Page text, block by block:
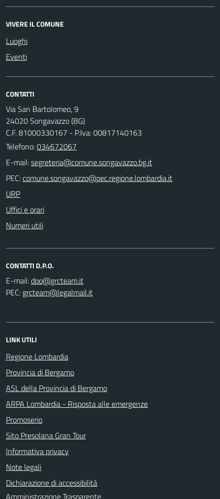
VIVERE IL COMUNE
Luoghi
Eventi
CONTATTI
Via San Bartolomeo, 9
24020 Songavazzo (BG)
C.F. 81000330167 - P.Iva: 00817140163
Telefono:034672067
E-mail:
PEC:
URP
Uffici e orari
Numeri utili
CONTATTI D.P.O.
E-mail:
PEC:
LINK UTILI
Regione Lombardia
Provincia di Bergamo
ASL della Provincia di Bergamo
ARPA Lombardia - Risposta alle emergenze
Promoserio
Sito Presolana Gran Tour
Informativa privacy
Note legali
Dichiarazione di accessibilità
Amministrazione Trasparente